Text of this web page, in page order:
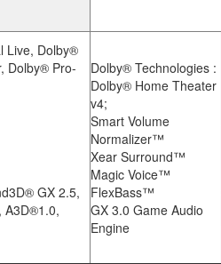
Live, Dolby®
Dolby® Pro-
GX 2.5,
A3D®1.0,
Dolby® Technologies :
Dolby® Home Theater
v4;
Smart Volume
Normalizer™
Xear Surround™
Magic Voice™
FlexBass™
GX 3.0 Game Audio
Engine